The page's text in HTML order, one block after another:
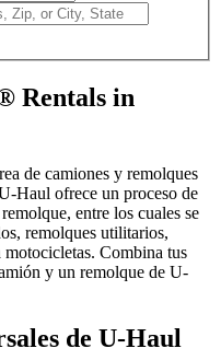
Rentals in
de camiones y remolques
Haul ofrece un proceso de
entre los cuales se
remolques utilitarios,
motocicletas. Combina tus
y un remolque de U-
de U-Haul